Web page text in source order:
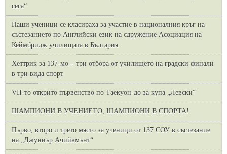
сега“
Наши ученици се класираха за участие в националния кръг на
състезанието по Английски език на сдружение Асоциация на
Кеймбридж училищата в България
Хеттрик за 137-мо – три отбора от училището на градски финали
в три вида спорт
VII-то открито първенство по Таекуон-до за купа „Левски“
ШАМПИОНИ В УЧЕНИЕТО, ШАМПИОНИ В СПОРТА!
Първо, второ и трето място за ученици от 137 СОУ в състезание
на „Джуниър Ачийвмънт“